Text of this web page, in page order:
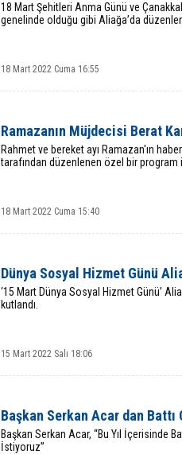
18 Mart Şehitleri Anma Günü ve
genelinde olduğu gibi Aliağa’da
18 Mart 2022 Cuma 16:55
Ramazanın Müjdecisi Berat
Rahmet ve bereket ayı Ramazan'ın
tarafından düzenlenen özel bir program
18 Mart 2022 Cuma 15:40
Dünya Sosyal Hizmet Günü
‘15 Mart Dünya Sosyal Hizmet Günü’
kutlandı.
15 Mart 2022 Salı 18:06
Başkan Serkan Acar dan Battı
Başkan Serkan Acar, “Bu Yıl İçerisinde
İstiyoruz”